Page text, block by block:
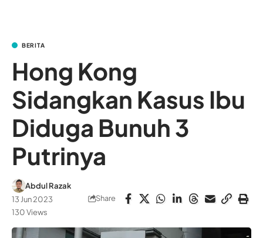
BERITA
Hong Kong
Sidangkan Kasus Ibu
Diduga Bunuh 3
Putrinya
Abdul Razak
13 Jun 2023
130 Views
Share